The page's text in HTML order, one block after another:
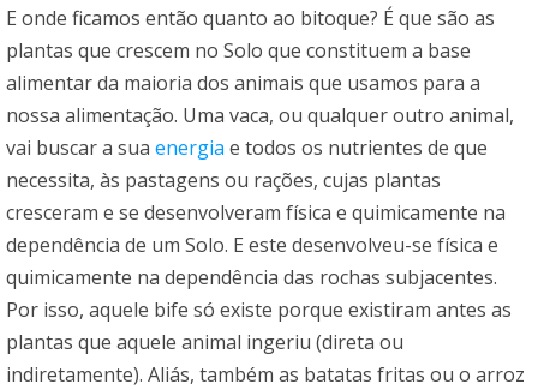
E onde ficamos então quanto ao bitoque? É que são as
plantas que crescem no Solo que constituem a base
alimentar da maioria dos animais que usamos para a
nossa alimentação. Uma vaca, ou qualquer outro animal,
vai buscar a sua energia e todos os nutrientes de que
necessita, às pastagens ou rações, cujas plantas
cresceram e se desenvolveram física e quimicamente na
dependência de um Solo. E este desenvolveu-se física e
quimicamente na dependência das rochas subjacentes.
Por isso, aquele bife só existe porque existiram antes as
plantas que aquele animal ingeriu (direta ou
indiretamente). Aliás, também as batatas fritas ou o arroz